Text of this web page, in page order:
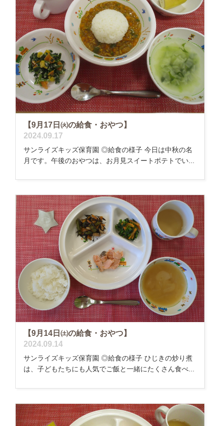
【9月17日㈫の給食・おやつ】
2024.09.17
サンライズキッズ保育園 ◎給食の様子 今日は中秋の名
月です。午後のおやつは、お月見スイートポテトでい...
【9月14日㈯の給食・おやつ】
2024.09.14
サンライズキッズ保育園 ◎給食の様子 ひじきの炒り煮
は、子どもたちにも人気でご飯と一緒にたくさん食べ...